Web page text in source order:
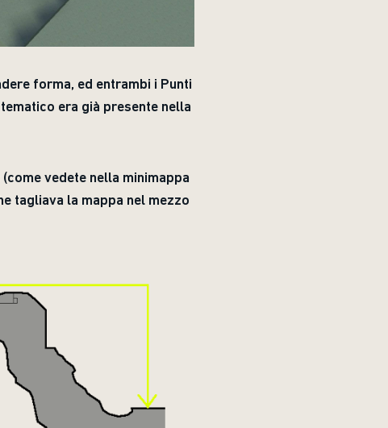
forma, ed entrambi i Punti
era già presente nella
vedete nella minimappa
tagliava la mappa nel mezzo